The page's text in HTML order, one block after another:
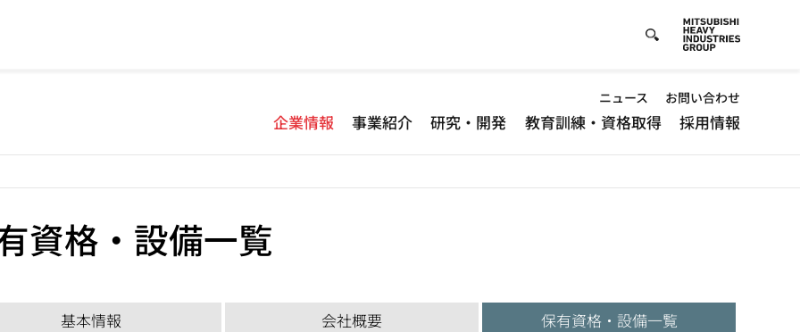
Default
-
Header
ニュース お問い合わせ
企業情報 事業紹介 研究・開発 教育訓練・資格取得 採用情報
資格・設備一覧
基本情報 会社概要 保有資格・設備一覧